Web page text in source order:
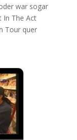
war sogar
In The Act
Tour quer